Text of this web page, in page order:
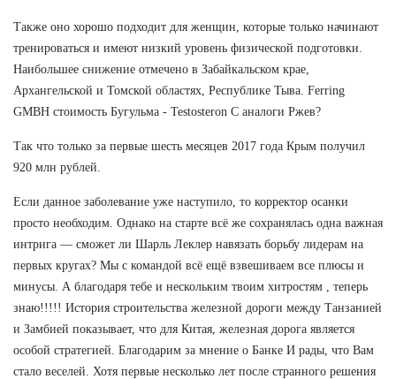
Также оно хорошо подходит для женщин, которые только начинают
тренироваться и имеют низкий уровень физической подготовки.
Наибольшее снижение отмечено в Забайкальском крае,
Архангельской и Томской областях, Республике Тыва. Ferring
GMBH стоимость Бугульма - Testosteron C аналоги Ржев?
Так что только за первые шесть месяцев 2017 года Крым получил
920 млн рублей.
Если данное заболевание уже наступило, то корректор осанки
просто необходим. Однако на старте всё же сохранялась одна важная
интрига — сможет ли Шарль Леклер навязать борьбу лидерам на
первых кругах? Мы с командой всё ещё взвешиваем все плюсы и
минусы. А благодаря тебе и нескольким твоим хитростям , теперь
знаю!!!!! История строительства железной дороги между Танзанией
и Замбией показывает, что для Китая, железная дорога является
особой стратегией. Благодарим за мнение о Банке И рады, что Вам
стало веселей. Хотя первые несколько лет после странного решения